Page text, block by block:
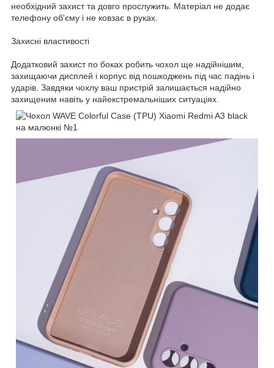
необхідний захист та довго прослужить. Матеріал не додає
телефону об'єму і не ковзає в руках.
Захисні властивості
Додатковий захист по боках робить чохол ще надійнішим,
захищаючи дисплей і корпус від пошкоджень під час падінь і
ударів. Завдяки чохлу ваш пристрій залишається надійно
захищеним навіть у найекстремальніших ситуаціях.